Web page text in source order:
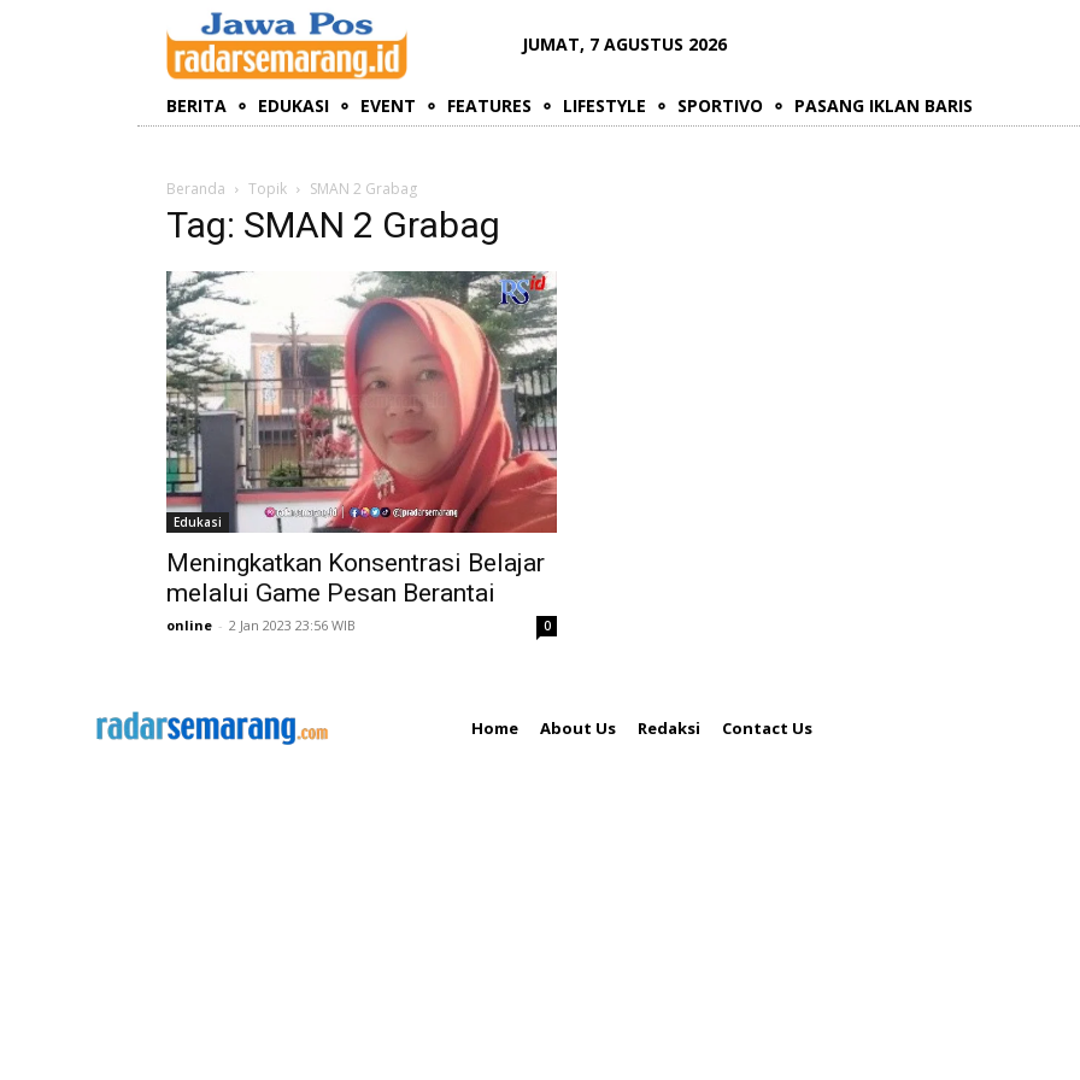
JUMAT, 7 AGUSTUS 2026
BERITA EDUKASI EVENT FEATURES LIFESTYLE SPORTIVO PASANG IKLAN BARIS
Beranda Topik SMAN 2 Grabag
Tag: SMAN 2 Grabag
Edukasi
Meningkatkan Konsentrasi Belajar
melalui Game Pesan Berantai
online - 2 Jan 2023 23:56 WIB 0
Home About Us Redaksi Contact Us